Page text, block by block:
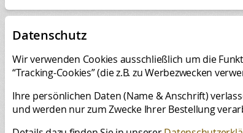
Datenschutz
Wir verwenden Cookies ausschließlich um die
“Tracking-Cookies” (die z.B. zu Werbezwecken
Ihre persönlichen Daten (Name & Anschrift)
und werden nur zum Zwecke Ihrer Bestellung